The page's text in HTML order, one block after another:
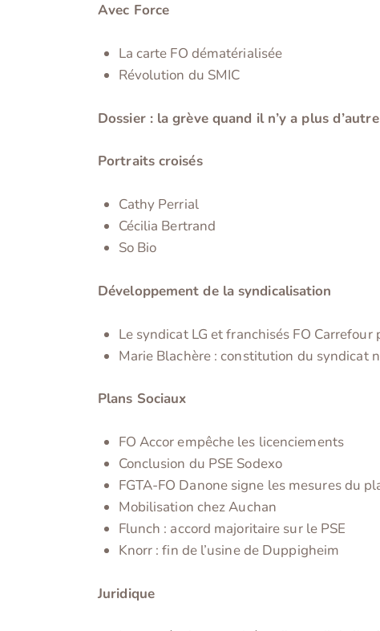
Avec Force
La carte FO dématérialisée
Révolution du SMIC
Dossier : la grève quand il n’y a plus
Portraits croisés
Cathy Perrial
Cécilia Bertrand
So Bio
Développement de la syndicalisation
Le syndicat LG et franchisés FO
Marie Blachère : constitution du syndicat
Plans Sociaux
FO Accor empêche les licenciements
Conclusion du PSE Sodexo
FGTA-FO Danone signe les mesures du
Mobilisation chez Auchan
Flunch : accord majoritaire sur le PSE
Knorr : fin de l’usine de Duppigheim
Juridique